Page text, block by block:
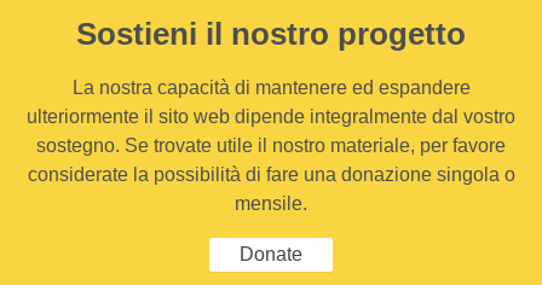
Sostieni il nostro progetto
La nostra capacità di mantenere ed espandere
ulteriormente il sito web dipende integralmente dal vostro
sostegno. Se trovate utile il nostro materiale, per favore
considerate la possibilità di fare una donazione singola o
mensile.
Donate